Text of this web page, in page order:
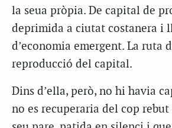
la seua pròpia. De capital de
deprimida a ciutat costanera i
d’economia emergent. La ruta
reproducció del capital.
Dins d’ella, però, no hi havia
no es recuperaria del cop